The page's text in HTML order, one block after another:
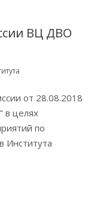
ВЦ ДВО
от 28.08.2018
целях
по
Института